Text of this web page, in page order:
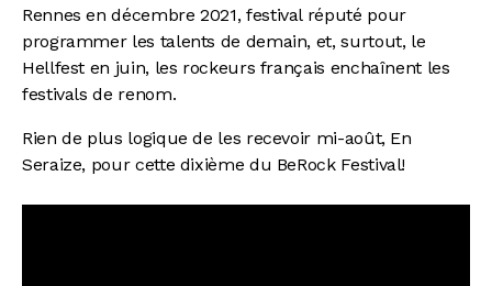
Rennes en décembre 2021, festival réputé pour
programmer les talents de demain, et, surtout, le
Hellfest en juin, les rockeurs français enchaînent les
festivals de renom.
Rien de plus logique de les recevoir mi-août, En
Seraize, pour cette dixième du BeRock Festival!